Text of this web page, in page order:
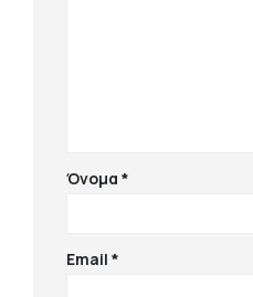
Όνομα*
Email*